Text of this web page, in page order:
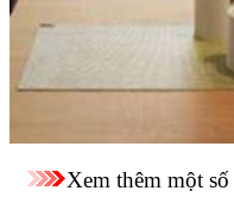
Xem thêm một số